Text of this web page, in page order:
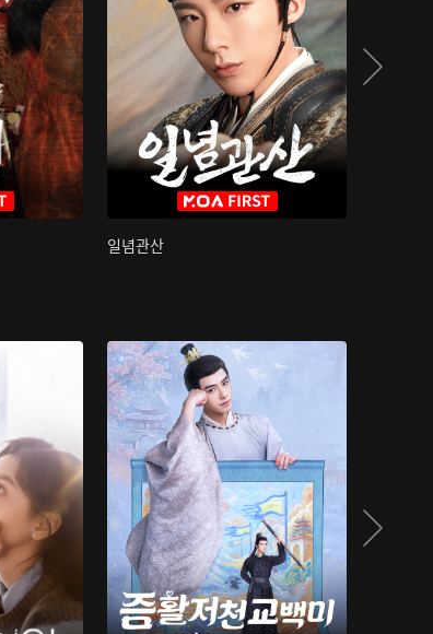
일념관산